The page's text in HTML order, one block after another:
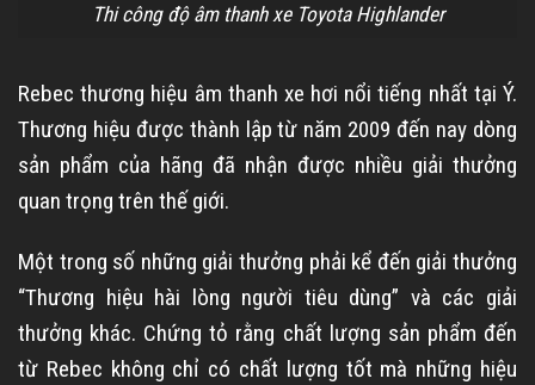
Thi công độ âm thanh xe Toyota Highlander
Rebec thương hiệu âm thanh xe hơi nổi tiếng nhất tại Ý.
Thương hiệu được thành lập từ năm 2009 đến nay dòng
sản phẩm của hãng đã nhận được nhiều giải thưởng
quan trọng trên thế giới.
Một trong số những giải thưởng phải kể đến giải thưởng
“Thương hiệu hài lòng người tiêu dùng” và các giải
thưởng khác. Chứng tỏ rằng chất lượng sản phẩm đến
từ Rebec không chỉ có chất lượng tốt mà những hiệu